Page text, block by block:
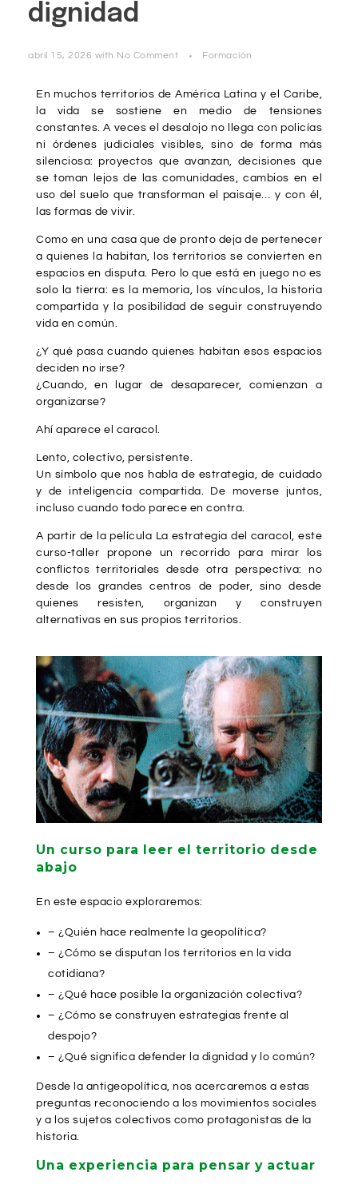
dignidad
abril 15, 2026 with No Comment Formación
En muchos territorios de América Latina y el Caribe,
la vida se sostiene en medio de tensiones
constantes. A veces el desalojo no llega con policías
ni órdenes judiciales visibles, sino de forma más
silenciosa: proyectos que avanzan, decisiones que
se toman lejos de las comunidades, cambios en el
uso del suelo que transforman el paisaje… y con él,
las formas de vivir.
Como en una casa que de pronto deja de pertenecer
a quienes la habitan, los territorios se convierten en
espacios en disputa. Pero lo que está en juego no es
solo la tierra: es la memoria, los vínculos, la historia
compartida y la posibilidad de seguir construyendo
vida en común.
¿Y qué pasa cuando quienes habitan esos espacios
deciden no irse?
¿Cuando, en lugar de desaparecer, comienzan a
organizarse?
Ahí aparece el caracol.
Lento, colectivo, persistente.
Un símbolo que nos habla de estrategia, de cuidado
y de inteligencia compartida. De moverse juntos,
incluso cuando todo parece en contra.
A partir de la película La estrategia del caracol, este
curso-taller propone un recorrido para mirar los
conflictos territoriales desde otra perspectiva: no
desde los grandes centros de poder, sino desde
quienes resisten, organizan y construyen
alternativas en sus propios territorios.
Un curso para leer el territorio desde
abajo
En este espacio exploraremos:
– ¿Quién hace realmente la geopolítica?
– ¿Cómo se disputan los territorios en la vida
cotidiana?
– ¿Qué hace posible la organización colectiva?
– ¿Cómo se construyen estrategias frente al
despojo?
– ¿Qué significa defender la dignidad y lo común?
Desde la antigeopolítica, nos acercaremos a estas
preguntas reconociendo a los movimientos sociales
y a los sujetos colectivos como protagonistas de la
historia.
Una experiencia para pensar y actuar